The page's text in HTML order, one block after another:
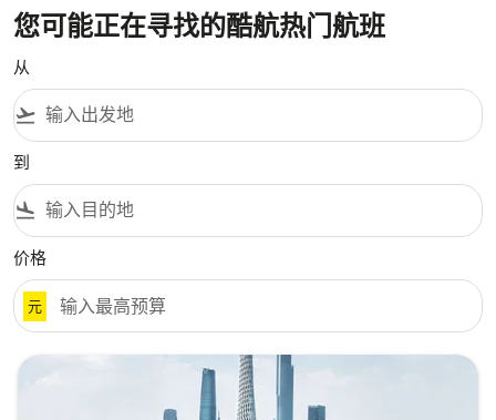
您可能正在寻找的酷航热门航班
从
flight_takeoff
到
flight_land
价格
元